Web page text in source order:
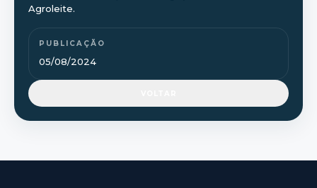
Agroleite.
PUBLICAÇÃO
05/08/2024